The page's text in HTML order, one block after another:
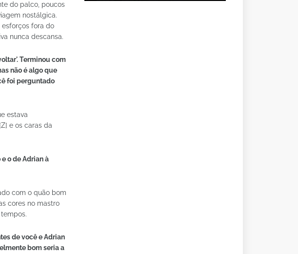
do palco, poucos
nostálgica.
esforços fora do
nunca descansa.
Terminou com
não é algo que
foi perguntado
estava
e os caras da
o de Adrian à
com o quão bom
cores no mastro
de você e Adrian
bom seria a